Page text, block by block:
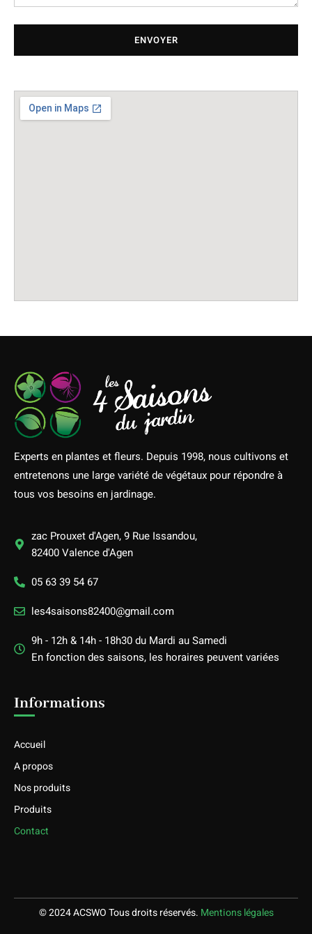
ENVOYER
Experts en plantes et fleurs. Depuis 1998, nous cultivons et
entretenons une large variété de végétaux pour répondre à
tous vos besoins en jardinage.
zac Prouxet d'Agen, 9 Rue Issandou,
82400 Valence d'Agen
05 63 39 54 67
les4saisons82400@gmail.com
9h - 12h & 14h - 18h30 du Mardi au Samedi
En fonction des saisons, les horaires peuvent variées
Informations
Accueil
A propos
Nos produits
Produits
Contact
© 2024 ACSWO Tous droits réservés. Mentions légales